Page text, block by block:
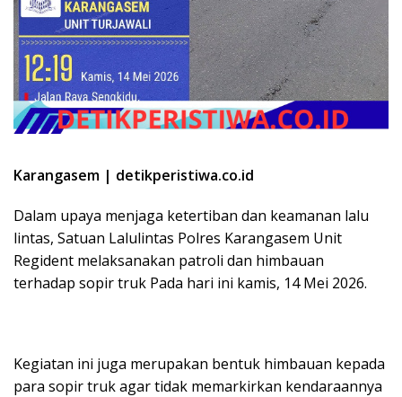
Karangasem | detikperistiwa.co.id
Dalam upaya menjaga ketertiban dan keamanan lalu
lintas, Satuan Lalulintas Polres Karangasem Unit
Regident melaksanakan patroli dan himbauan
terhadap sopir truk Pada hari ini kamis, 14 Mei 2026.
Kegiatan ini juga merupakan bentuk himbauan kepada
para sopir truk agar tidak memarkirkan kendaraannya